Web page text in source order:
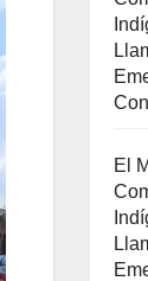
El